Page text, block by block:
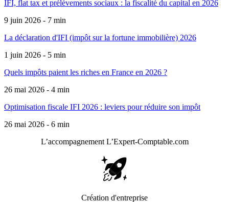
IFI, flat tax et prélèvements sociaux : la fiscalité du capital en 2026
9 juin 2026 - 7 min
La déclaration d'IFI (impôt sur la fortune immobilière) 2026
1 juin 2026 - 5 min
Quels impôts paient les riches en France en 2026 ?
26 mai 2026 - 4 min
Optimisation fiscale IFI 2026 : leviers pour réduire son impôt
26 mai 2026 - 6 min
L’accompagnement L’Expert-Comptable.com
Création d'entreprise